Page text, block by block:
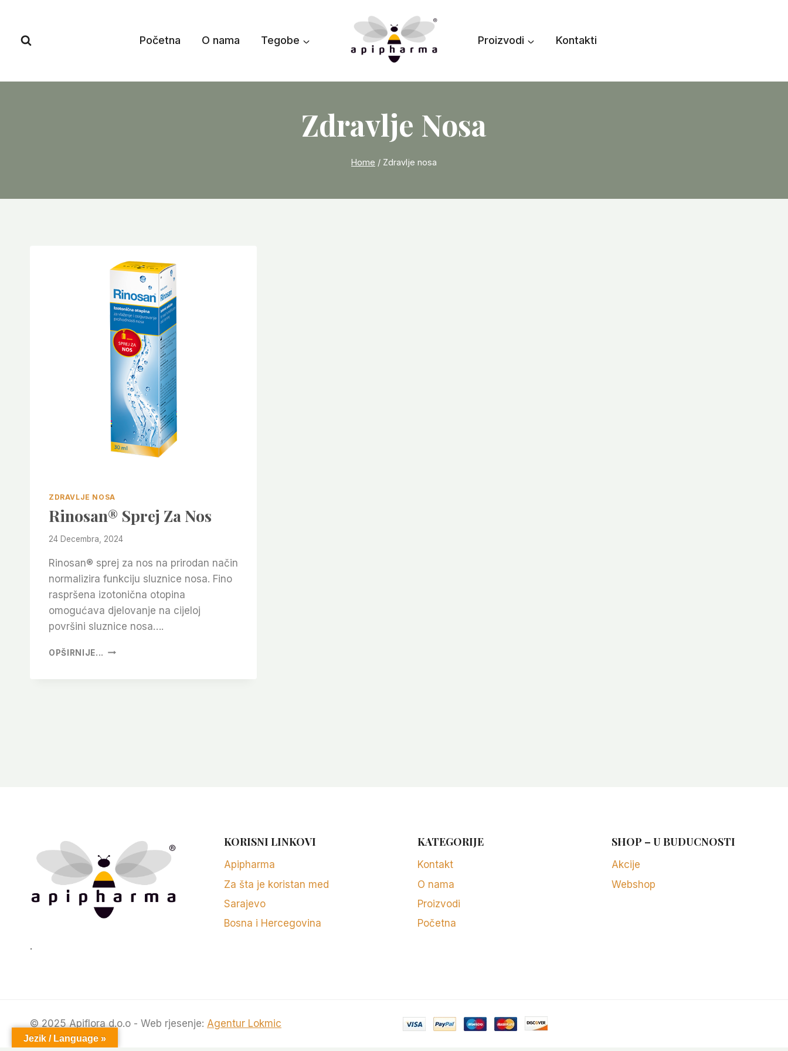
content
Početna O nama Tegobe Proizvodi Kontakti
Zdravlje Nosa
Home / Zdravlje nosa
ZDRAVLJE NOSA
Rinosan® Sprej Za Nos
24 Decembra, 2024
Rinosan® sprej za nos na prirodan način
normalizira funkciju sluznice nosa. Fino
raspršena izotonična otopina
omogućava djelovanje na cijeloj
površini sluznice nosa….
OPŠIRNIJE... RINOSAN®
.
KORISNI LINKOVI
Apipharma
Za šta je koristan med
Sarajevo
Bosna i Hercegovina
KATEGORIJE
Kontakt
O nama
Proizvodi
Početna
SHOP – U BUDUCNOSTI
Akcije
Webshop
© 2025 Apiflora d.o.o - Web rjesenje: Agentur Lokmic
Jezik / Language »